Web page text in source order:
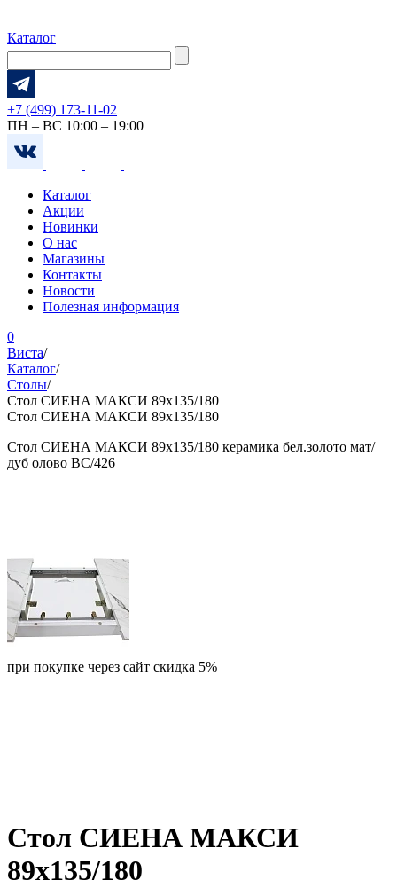
Каталог
+7 (499) 173-11-02
ПН – ВС 10:00 – 19:00
Каталог
Акции
Новинки
О нас
Магазины
Контакты
Новости
Полезная информация
0
Виста/
Каталог/
Столы/
Cтол СИЕНА МАКСИ 89х135/180
Cтол СИЕНА МАКСИ 89х135/180
Cтол СИЕНА МАКСИ 89х135/180 керамика бел.золото мат/
дуб олово ВС/426
при покупке через сайт скидка 5%
Cтол СИЕНА МАКСИ
89х135/180